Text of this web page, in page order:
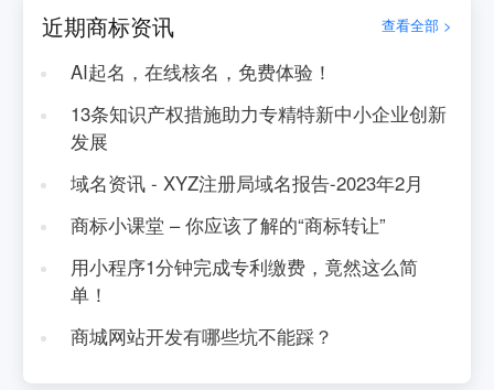
近期商标资讯 查看全部 >
AI起名，在线核名，免费体验！
13条知识产权措施助力专精特新中小企业创新
发展
域名资讯 - XYZ注册局域名报告-2023年2月
商标小课堂 – 你应该了解的“商标转让”
用小程序1分钟完成专利缴费，竟然这么简
单！
商城网站开发有哪些坑不能踩？